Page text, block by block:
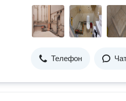
Телефон